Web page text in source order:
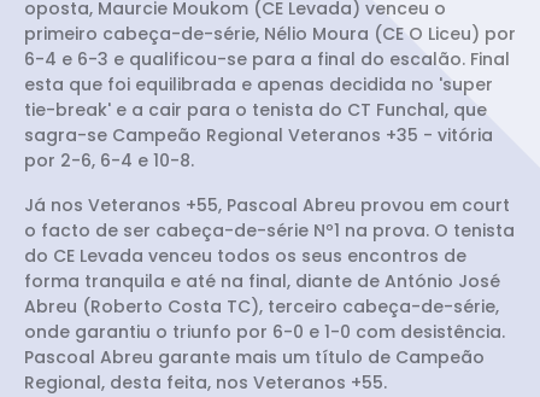
oposta, Maurcie Moukom (CE Levada) venceu o
primeiro cabeça-de-série, Nélio Moura (CE O Liceu) por
6-4 e 6-3 e qualificou-se para a final do escalão. Final
esta que foi equilibrada e apenas decidida no 'super
tie-break' e a cair para o tenista do CT Funchal, que
sagra-se Campeão Regional Veteranos +35 - vitória
por 2-6, 6-4 e 10-8.
Já nos Veteranos +55, Pascoal Abreu provou em court
o facto de ser cabeça-de-série Nº1 na prova. O tenista
do CE Levada venceu todos os seus encontros de
forma tranquila e até na final, diante de António José
Abreu (Roberto Costa TC), terceiro cabeça-de-série,
onde garantiu o triunfo por 6-0 e 1-0 com desistência.
Pascoal Abreu garante mais um título de Campeão
Regional, desta feita, nos Veteranos +55.